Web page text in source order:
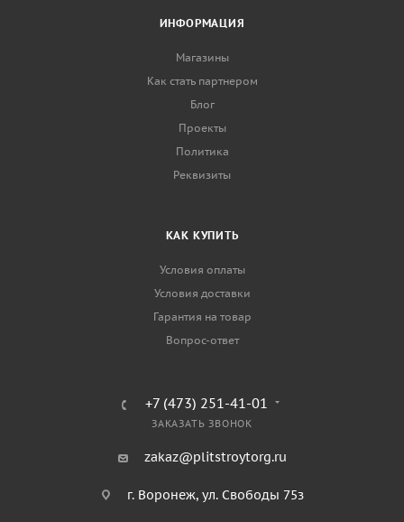
ИНФОРМАЦИЯ
Магазины
Как стать партнером
Блог
Проекты
Политика
Реквизиты
КАК КУПИТЬ
Условия оплаты
Условия доставки
Гарантия на товар
Вопрос-ответ
+7 (473) 251-41-01
ЗАКАЗАТЬ ЗВОНОК
zakaz@plitstroytorg.ru
г. Воронеж, ул. Свободы 75з